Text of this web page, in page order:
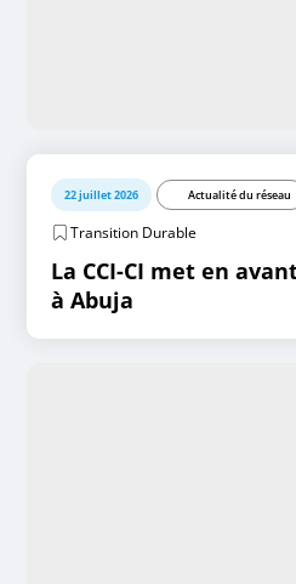
22 juillet 2026 Actualité du réseau
Transition Durable
La CCI-CI met en
à Abuja